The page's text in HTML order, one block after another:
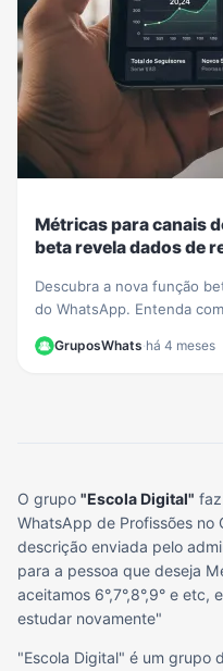
Métricas para canais
beta revela dados de
Descubra a nova função
do WhatsApp. Entenda
GruposWhats·há 4 meses
O grupo "Escola Digital"
WhatsApp de Profissões no
descrição enviada pelo
para a pessoa que deseja
aceitamos 6°,7°,8°,9° e
estudar novamente"
"Escola Digital" é um grupo